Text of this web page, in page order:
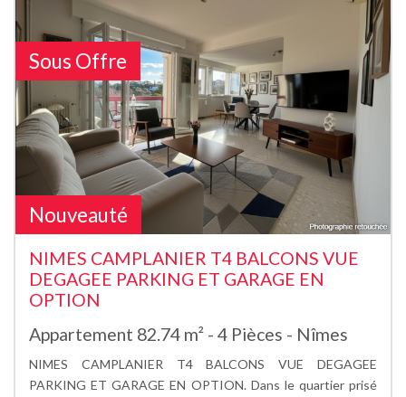
Sous Offre
Nouveauté
NIMES CAMPLANIER T4 BALCONS VUE
DEGAGEE PARKING ET GARAGE EN
OPTION
Appartement 82.74 m² - 4 Pièces - Nîmes
NIMES CAMPLANIER T4 BALCONS VUE DEGAGEE
PARKING ET GARAGE EN OPTION. Dans le quartier prisé